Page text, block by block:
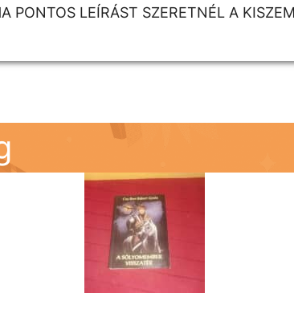
PONTOS LEÍRÁST SZERETNÉL A